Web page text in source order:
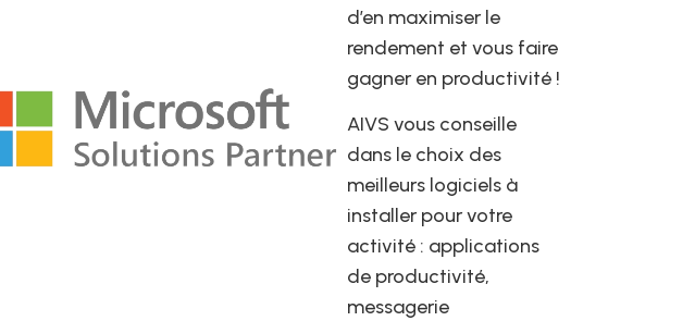
d’en maximiser le
rendement et vous faire
gagner en productivité !
AIVS vous conseille
dans le choix des
meilleurs logiciels à
installer pour votre
activité : applications
de productivité,
messagerie